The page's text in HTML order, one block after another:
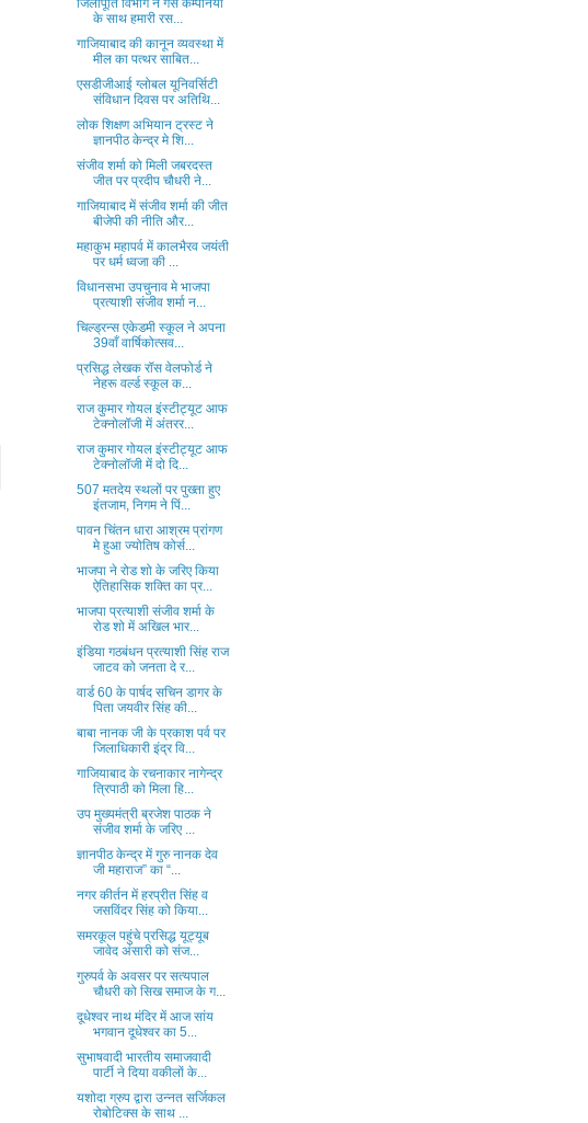
जिलापूर्ति विभाग ने गैस कम्पनियों
के साथ हमारी रस...
गाजियाबाद की कानून व्यवस्था में
मील का पत्थर साबित...
एसडीजीआई ग्लोबल यूनिवर्सिटी
संविधान दिवस पर अतिथि...
लोक शिक्षण अभियान ट्रस्ट ने
ज्ञानपीठ केन्द्र मे शि...
संजीव शर्मा को मिली जबरदस्त
जीत पर प्रदीप चौधरी ने...
गाजियाबाद में संजीव शर्मा की जीत
बीजेपी की नीति और...
महाकुभ महापर्व में कालभैरव जयंती
पर धर्म ध्वजा की ...
विधानसभा उपचुनाव मे भाजपा
प्रत्याशी संजीव शर्मा न...
चिल्ड्रन्स एकेडमी स्कूल ने अपना
39वाँ वार्षिकोत्सव...
प्रसिद्ध लेखक रॉस वेलफोर्ड ने
नेहरू वर्ल्ड स्कूल क...
राज कुमार गोयल इंस्टीट्यूट आफ
टेक्नोलॉजी में अंतरर...
राज कुमार गोयल इंस्टीट्यूट आफ
टेक्नोलॉजी में दो दि...
507 मतदेय स्थलों पर पुख्ता हुए
इंतजाम, निगम ने पिं...
पावन चिंतन धारा आश्रम प्रांगण
मे हुआ ज्योतिष कोर्स...
भाजपा ने रोड शो के जरिए किया
ऐतिहासिक शक्ति का प्र...
भाजपा प्रत्याशी संजीव शर्मा के
रोड शो में अखिल भार...
इंडिया गठबंधन प्रत्याशी सिंह राज
जाटव को जनता दे र...
वार्ड 60 के पार्षद सचिन डागर के
पिता जयवीर सिंह की...
बाबा नानक जी के प्रकाश पर्व पर
जिलाधिकारी इंद्र वि...
गाजियाबाद के रचनाकार नागेन्द्र
त्रिपाठी को मिला हि...
उप मुख्यमंत्री ब्रजेश पाठक ने
संजीव शर्मा के जरिए ...
ज्ञानपीठ केन्द्र में गुरु नानक देव
जी महाराज” का “...
नगर कीर्तन में हरप्रीत सिंह व
जसविंदर सिंह को किया...
समरकूल पहुंचे प्रसिद्ध यूट्यूब
जावेद अंसारी को संज...
गुरुपर्व के अवसर पर सत्यपाल
चौधरी को सिख समाज के ग...
दूधेश्वर नाथ मंदिर में आज सांय
भगवान दूधेश्वर का 5...
सुभाषवादी भारतीय समाजवादी
पार्टी ने दिया वकीलों के...
यशोदा ग्रुप द्वारा उन्नत सर्जिकल
रोबोटिक्स के साथ ...